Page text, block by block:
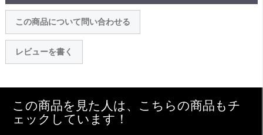
この商品について問い合わせる
レビューを書く
この商品を見た人は、こちらの商品もチ
ェックしています！